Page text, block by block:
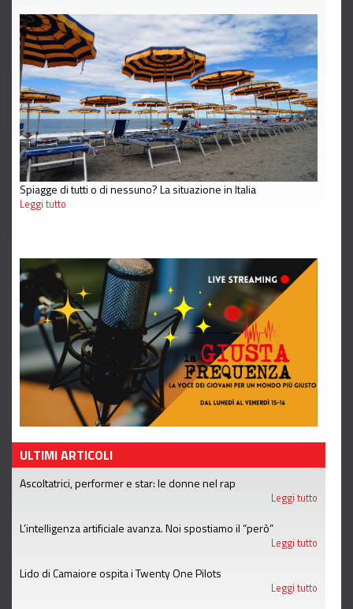
Spiagge di tutti o di nessuno? La situazione in Italia
Leggi tutto
ULTIMI ARTICOLI
Ascoltatrici, performer e star: le donne nel rap
Leggi tutto
L’intelligenza artificiale avanza. Noi spostiamo il “però”
Leggi tutto
Lido di Camaiore ospita i Twenty One Pilots
Leggi tutto